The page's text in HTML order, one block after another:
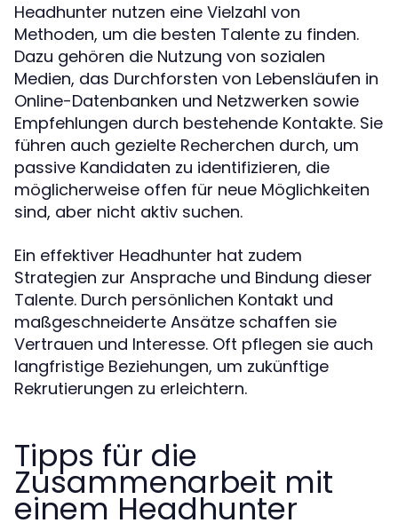
Headhunter nutzen eine Vielzahl von
Methoden, um die besten Talente zu finden.
Dazu gehören die Nutzung von sozialen
Medien, das Durchforsten von Lebensläufen in
Online-Datenbanken und Netzwerken sowie
Empfehlungen durch bestehende Kontakte. Sie
führen auch gezielte Recherchen durch, um
passive Kandidaten zu identifizieren, die
möglicherweise offen für neue Möglichkeiten
sind, aber nicht aktiv suchen.
Ein effektiver Headhunter hat zudem
Strategien zur Ansprache und Bindung dieser
Talente. Durch persönlichen Kontakt und
maßgeschneiderte Ansätze schaffen sie
Vertrauen und Interesse. Oft pflegen sie auch
langfristige Beziehungen, um zukünftige
Rekrutierungen zu erleichtern.
Tipps für die
Zusammenarbeit mit
einem Headhunter